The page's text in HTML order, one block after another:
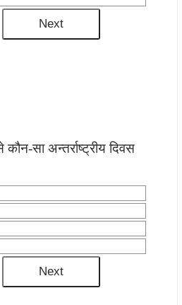
सा अन्तर्राष्ट्रीय दिवस